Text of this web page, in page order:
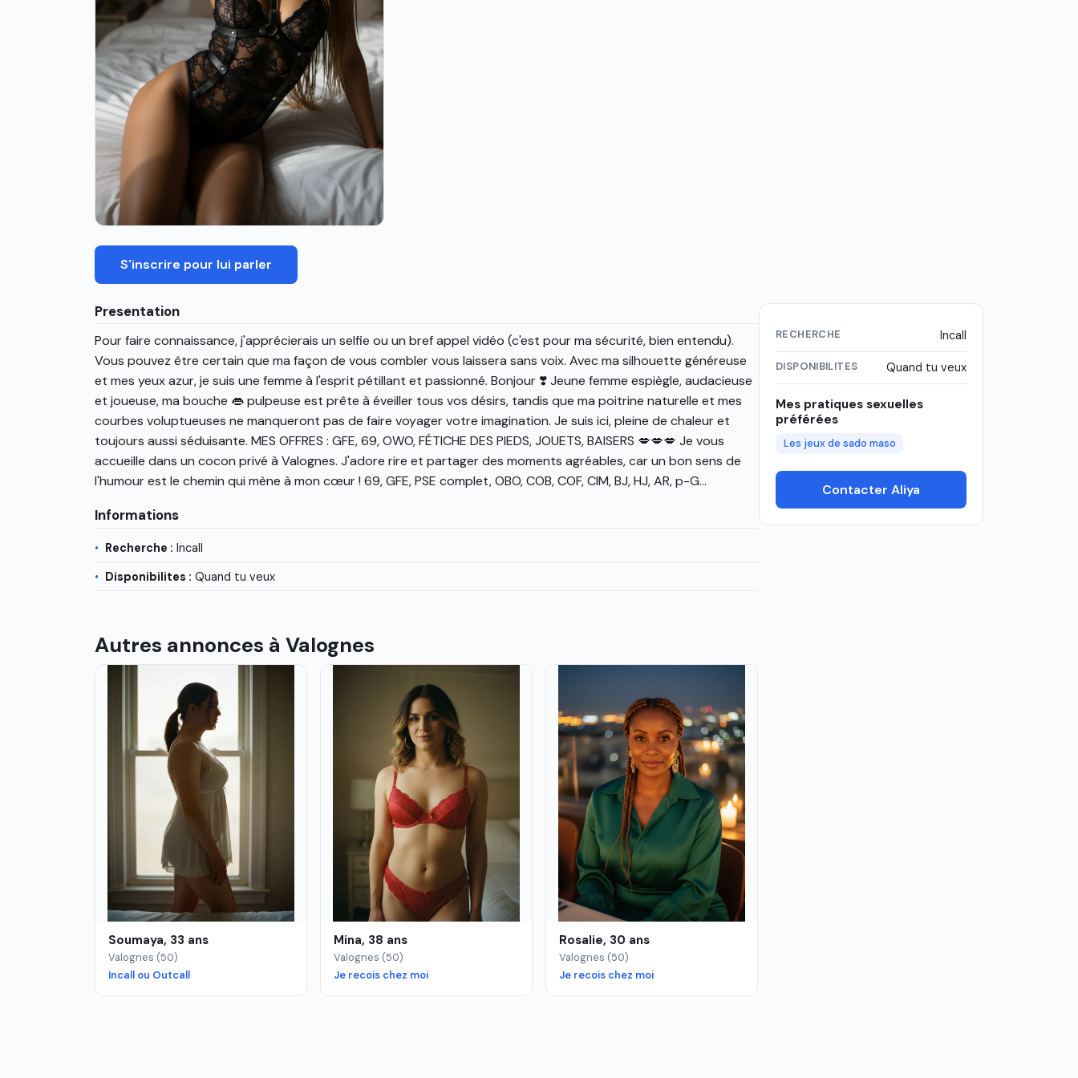
S'inscrire pour lui parler
Presentation
Pour faire connaissance, j'apprécierais un selfie ou un bref appel vidéo (c'est pour ma sécurité, bien entendu).
Vous pouvez être certain que ma façon de vous combler vous laissera sans voix. Avec ma silhouette généreuse
et mes yeux azur, je suis une femme à l'esprit pétillant et passionné. Bonjour ❣️ Jeune femme espiègle, audacieuse
et joueuse, ma bouche 👄 pulpeuse est prête à éveiller tous vos désirs, tandis que ma poitrine naturelle et mes
courbes voluptueuses ne manqueront pas de faire voyager votre imagination. Je suis ici, pleine de chaleur et
toujours aussi séduisante. MES OFFRES : GFE, 69, OWO, FÉTICHE DES PIEDS, JOUETS, BAISERS 💋💋💋 Je vous
accueille dans un cocon privé à Valognes. J'adore rire et partager des moments agréables, car un bon sens de
l'humour est le chemin qui mène à mon cœur ! 69, GFE, PSE complet, OBO, COB, COF, CIM, BJ, HJ, AR, p-G...
Informations
Recherche : Incall
Disponibilites : Quand tu veux
RECHERCHE Incall
DISPONIBILITES Quand tu veux
Mes pratiques sexuelles
préférées
Les jeux de sado maso
Contacter Aliya
Autres annonces à Valognes
Soumaya, 33 ans
Valognes (50)
Incall ou Outcall
Mina, 38 ans
Valognes (50)
Je recois chez moi
Rosalie, 30 ans
Valognes (50)
Je recois chez moi